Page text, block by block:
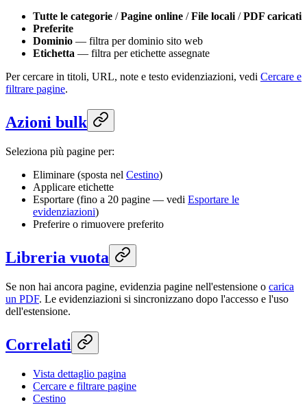
Tutte le categorie /Pagine online /File locali /PDF caricati
Preferite
Dominio — filtra per dominio sito web
Etichetta — filtra per etichette assegnate
Per cercare in titoli, URL, note e testo evidenziazioni, vedi Cercare e
filtrare pagine.
Azioni bulk
Seleziona più pagine per:
Eliminare (sposta nel Cestino)
Applicare etichette
Esportare (fino a 20 pagine — vedi Esportare le
evidenziazioni)
Preferire o rimuovere preferito
Libreria vuota
Se non hai ancora pagine, evidenzia pagine nell'estensione o carica
un PDF. Le evidenziazioni si sincronizzano dopo l'accesso e l'uso
dell'estensione.
Correlati
Vista dettaglio pagina
Cercare e filtrare pagine
Cestino